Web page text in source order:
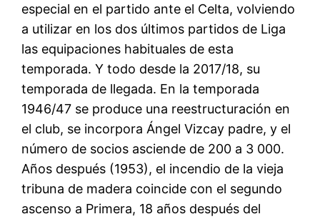
especial en el partido ante el Celta, volviendo
a utilizar en los dos últimos partidos de Liga
las equipaciones habituales de esta
temporada. Y todo desde la 2017/18, su
temporada de llegada. En la temporada
1946/47 se produce una reestructuración en
el club, se incorpora Ángel Vizcay padre, y el
número de socios asciende de 200 a 3 000.
Años después (1953), el incendio de la vieja
tribuna de madera coincide con el segundo
ascenso a Primera, 18 años después del